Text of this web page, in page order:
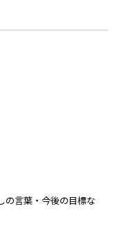
の言葉・今後の目標な